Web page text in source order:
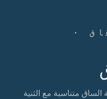
·
الساق متناسبة مع الثنية